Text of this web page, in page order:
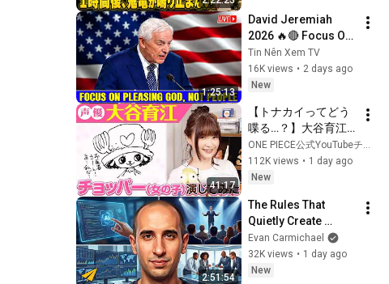
w」夫は「帰ろう…」
私も黙って式場を後
にした――1時間後、
新婦から鬼のように
電話が鳴り始めた
1:25:13
David Jeremiah
2026 🔥🔴 Focus On
Pleasing God, Not
People 💥🔴 David
Jeremiah Sermons
Tin Nên Xem TV
16K views • 2 days ago
New
41:17
【トナカイってどう
喋る…？】大谷育江
さんとワンピを語っ
てみた！【仲間がい
るよTube!!!!】
ONE PIECE公式YouTubeチャンネル
112K views • 1 day ago
New
2:51:54
The Rules That
Quietly Create
Millionaires
Evan Carmichael
32K views • 1 day ago
New